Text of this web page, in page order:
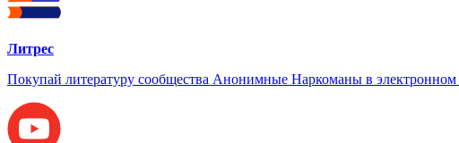
Литрес
Покупай литературу сообщества Анонимные Наркоманы в электронном